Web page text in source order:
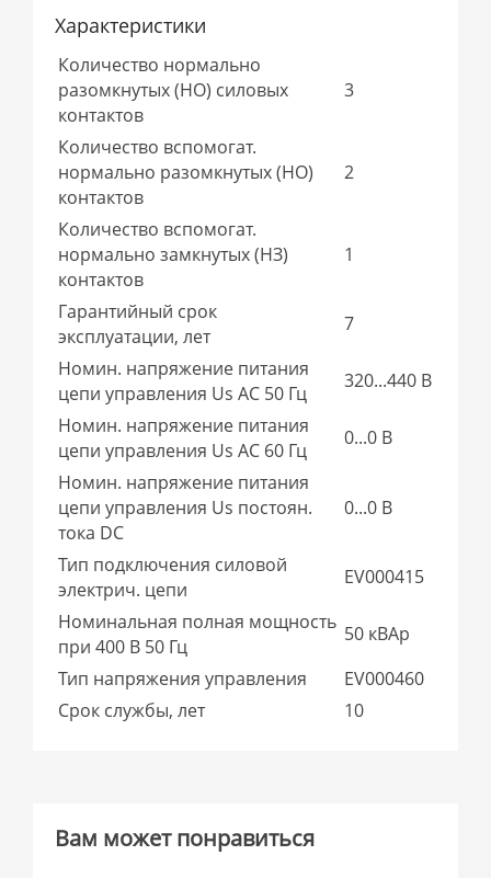
Характеристики
Количество нормально
разомкнутых (НО) силовых
контактов
3
Количество вспомогат.
нормально разомкнутых (НО)
контактов
2
Количество вспомогат.
нормально замкнутых (НЗ)
контактов
1
Гарантийный срок
эксплуатации, лет
7
Номин. напряжение питания
цепи управления Us AC 50 Гц
320...440 В
Номин. напряжение питания
цепи управления Us AC 60 Гц
0...0 В
Номин. напряжение питания
цепи управления Us постоян.
тока DC
0...0 В
Тип подключения силовой
электрич. цепи
EV000415
Номинальная полная мощность
при 400 В 50 Гц
50 кВАр
Тип напряжения управления
EV000460
Срок службы, лет
10
Вам может понравиться